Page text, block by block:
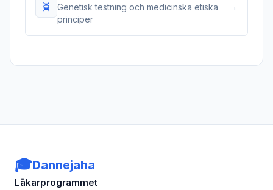
Genetisk testning och medicinska etiska
principer
→
🎓Dannejaha
Läkarprogrammet